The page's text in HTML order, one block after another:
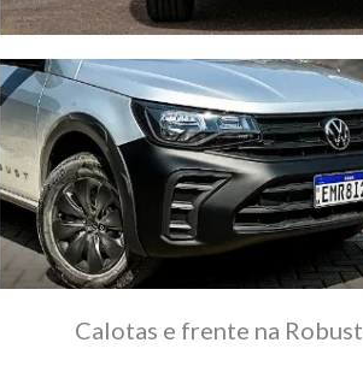
Calotas e frente na Robust